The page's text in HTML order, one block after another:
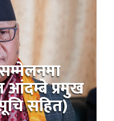
आंदम्बे प्रमुख
सहित)